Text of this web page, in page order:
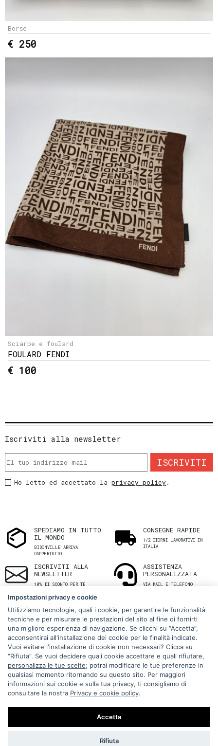
Borse
€ 250
Sciarpe e foulard
FOULARD FENDI
€ 100
Iscriviti alla newsletter
ISCRIVITI
Ho letto ed accettato laprivacy policy.
SPEDIAMO IN TUTTO
IL MONDO
BIDONVILLE ARRIVA
DAPPERTUTTO
CONSEGNE RAPIDE
1/2 GIORNI LAVORATIVI IN
ITALIA
ISCRIVITI ALLA
NEWSLETTER
10% DI SCONTO PER TE
ASSISTENZA
PERSONALIZZATA
VIA MAIL E TELEFONO
Via Melo 224/a, Bari, Italy, 70121
+39 080 990 5699
P.IVA: 05921860721
Impostazioni Cookie
Impostazioni privacy e cookie
Utilizziamo tecnologie, quali i cookie, per garantire le funzionalità
tecniche e per misurare le prestazioni del sito al fine di fornirti
una migliore esperienza di navigazione. Se clicchi su “Accetta”,
acconsentirai all'installazione dei cookie per le finalità indicate.
Vuoi evitare l'installazione di cookie non necessari? Clicca su
“Rifiuta”. Se vuoi decidere quali cookie accettare e quali rifiutare,
personalizza le tue scelte; potrai modificare le tue preferenze in
qualsiasi momento ritornando su questo sito. Per maggiori
informazioni sui cookie e sulla tua privacy, ti consigliamo di
consultare la nostra Privacy e cookie policy.
Accetta
Rifiuta